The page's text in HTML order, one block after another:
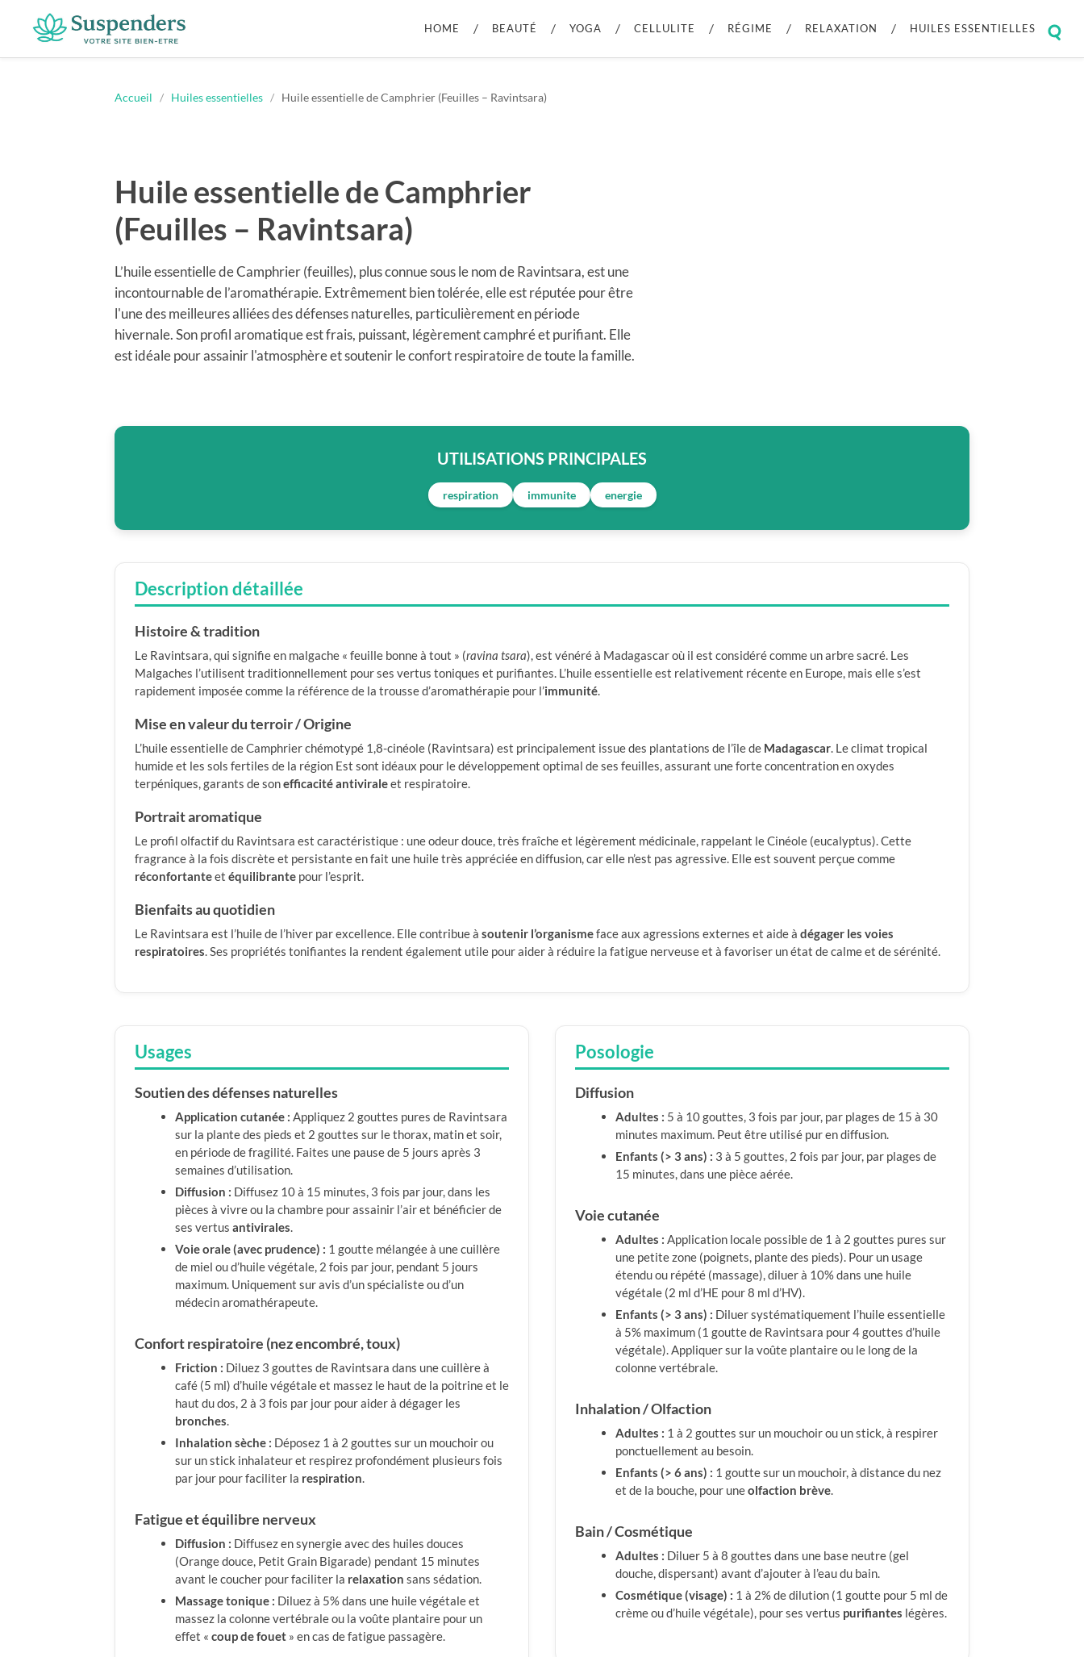
HOME BEAUTÉ YOGA CELLULITE RÉGIME RELAXATION HUILES ESSENTIELLES
field
Accueil / Huiles essentielles / Huile essentielle de Camphrier (Feuilles – Ravintsara)
Huile essentielle de Camphrier
(Feuilles – Ravintsara)
L’huile essentielle de Camphrier (feuilles), plus connue sous le nom de Ravintsara, est une
incontournable de l’aromathérapie. Extrêmement bien tolérée, elle est réputée pour être
l'une des meilleures alliées des défenses naturelles, particulièrement en période
hivernale. Son profil aromatique est frais, puissant, légèrement camphré et purifiant. Elle
est idéale pour assainir l'atmosphère et soutenir le confort respiratoire de toute la famille.
UTILISATIONS PRINCIPALES
respiration immunite energie
Description détaillée
Histoire & tradition
Le Ravintsara, qui signifie en malgache « feuille bonne à tout » (ravina tsara), est vénéré à Madagascar où il est considéré comme un arbre sacré. Les
Malgaches l’utilisent traditionnellement pour ses vertus toniques et purifiantes. L’huile essentielle est relativement récente en Europe, mais elle s’est
rapidement imposée comme la référence de la trousse d’aromathérapie pour l’immunité.
Mise en valeur du terroir / Origine
L’huile essentielle de Camphrier chémotypé 1,8-cinéole (Ravintsara) est principalement issue des plantations de l’île de Madagascar. Le climat tropical
humide et les sols fertiles de la région Est sont idéaux pour le développement optimal de ses feuilles, assurant une forte concentration en oxydes
terpéniques, garants de sonefficacité antiviraleet respiratoire.
Portrait aromatique
Le profil olfactif du Ravintsara est caractéristique : une odeur douce, très fraîche et légèrement médicinale, rappelant le Cinéole (eucalyptus). Cette
fragrance à la fois discrète et persistante en fait une huile très appréciée en diffusion, car elle n’est pas agressive. Elle est souvent perçue comme
réconfortanteet équilibrante pour l’esprit.
Bienfaits au quotidien
Le Ravintsara est l’huile de l’hiver par excellence. Elle contribue à soutenir l’organismeface aux agressions externes et aide à dégager les voies
respiratoires. Ses propriétés tonifiantes la rendent également utile pour aider à réduire la fatigue nerveuse et à favoriser un état de calme et de sérénité.
Usages
Soutien des défenses naturelles
Application cutanée : Appliquez 2 gouttes pures de Ravintsara
sur la plante des pieds et 2 gouttes sur le thorax, matin et soir,
en période de fragilité. Faites une pause de 5 jours après 3
semaines d’utilisation.
Diffusion : Diffusez 10 à 15 minutes, 3 fois par jour, dans les
pièces à vivre ou la chambre pour assainir l’air et bénéficier de
ses vertus antivirales.
Voie orale (avec prudence) : 1 goutte mélangée à une cuillère
de miel ou d’huile végétale, 2 fois par jour, pendant 5 jours
maximum. Uniquement sur avis d’un spécialiste ou d’un
médecin aromathérapeute.
Confort respiratoire (nez encombré, toux)
Friction : Diluez 3 gouttes de Ravintsara dans une cuillère à
café (5 ml) d’huile végétale et massez le haut de la poitrine et le
haut du dos, 2 à 3 fois par jour pour aider à dégager les
bronches.
Inhalation sèche : Déposez 1 à 2 gouttes sur un mouchoir ou
sur un stick inhalateur et respirez profondément plusieurs fois
par jour pour faciliter la respiration.
Fatigue et équilibre nerveux
Diffusion : Diffusez en synergie avec des huiles douces
(Orange douce, Petit Grain Bigarade) pendant 15 minutes
avant le coucher pour faciliter la relaxation sans sédation.
Massage tonique : Diluez à 5% dans une huile végétale et
massez la colonne vertébrale ou la voûte plantaire pour un
effet « coup de fouet » en cas de fatigue passagère.
Posologie
Diffusion
Adultes : 5 à 10 gouttes, 3 fois par jour, par plages de 15 à 30
minutes maximum. Peut être utilisé pur en diffusion.
Enfants (> 3 ans) : 3 à 5 gouttes, 2 fois par jour, par plages de
15 minutes, dans une pièce aérée.
Voie cutanée
Adultes : Application locale possible de 1 à 2 gouttes pures sur
une petite zone (poignets, plante des pieds). Pour un usage
étendu ou répété (massage), diluer à 10% dans une huile
végétale (2 ml d’HE pour 8 ml d’HV).
Enfants (> 3 ans) : Diluer systématiquement l’huile essentielle
à 5% maximum (1 goutte de Ravintsara pour 4 gouttes d’huile
végétale). Appliquer sur la voûte plantaire ou le long de la
colonne vertébrale.
Inhalation / Olfaction
Adultes : 1 à 2 gouttes sur un mouchoir ou un stick, à respirer
ponctuellement au besoin.
Enfants (> 6 ans) : 1 goutte sur un mouchoir, à distance du nez
et de la bouche, pour uneolfaction brève.
Bain / Cosmétique
Adultes : Diluer 5 à 8 gouttes dans une base neutre (gel
douche, dispersant) avant d’ajouter à l’eau du bain.
Cosmétique (visage) : 1 à 2% de dilution (1 goutte pour 5 ml de
crème ou d’huile végétale), pour ses vertus purifiantes légères.